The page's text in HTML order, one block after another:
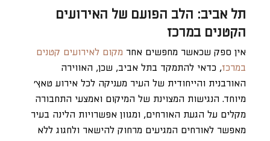
תל אביב: הלב הפועם של האירועים
הקטנים במרכז
אין ספק שכאשר מחפשים אחר מקום לאירועים קטנים
במרכז, כדאי להתמקד בתל אביב, שכן, האווירה
האורבנית והייחודית של העיר מעניקה לכל אירוע טאץ’
מיוחד. הנגישות המצוינת של המיקום ואמצעי התחבורה
מקלים על הגעת האורחים, ומגוון אפשרויות הלינה בעיר
מאפשר לאורחים המגיעים מרחוק להישאר ולחגוג ללא